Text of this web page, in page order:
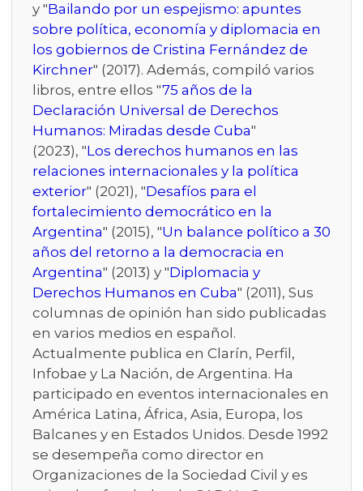
y "Bailando por un espejismo: apuntes
sobre política, economía y diplomacia en
los gobiernos de Cristina Fernández de
Kirchner" (2017). Además, compiló varios
libros, entre ellos "75 años de la
Declaración Universal de Derechos
Humanos: Miradas desde Cuba"
(2023), "Los derechos humanos en las
relaciones internacionales y la política
exterior" (2021), "Desafíos para el
fortalecimiento democrático en la
Argentina" (2015), "Un balance político a 30
años del retorno a la democracia en
Argentina" (2013) y "Diplomacia y
Derechos Humanos en Cuba" (2011), Sus
columnas de opinión han sido publicadas
en varios medios en español.
Actualmente publica en Clarín, Perfil,
Infobae y La Nación, de Argentina. Ha
participado en eventos internacionales en
América Latina, África, Asia, Europa, los
Balcanes y en Estados Unidos. Desde 1992
se desempeña como director en
Organizaciones de la Sociedad Civil y es